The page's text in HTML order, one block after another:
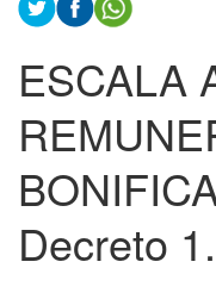
ESCALA
Decreto